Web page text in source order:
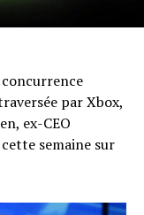
par Xbox,
ex-CEO
semaine sur